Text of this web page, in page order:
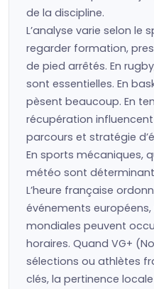
de la discipline.
L’analyse varie selon le
regarder formation,
de pied arrêtés. En
sont essentielles. En
pèsent beaucoup. En
récupération influencent
parcours et stratégie
En sports mécaniques,
météo sont
L’heure française
événements
mondiales peuvent
horaires. Quand VG+
sélections ou athlètes
clés, la pertinence